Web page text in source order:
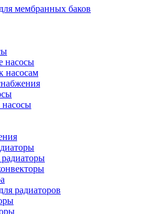
мембранных баков
насосы
насосам
радиаторов